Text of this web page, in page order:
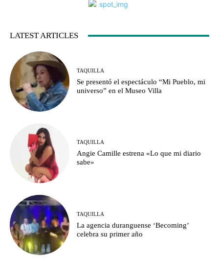
LATEST ARTICLES
TAQUILLA
Se presentó el espectáculo “Mi Pueblo, mi
universo” en el Museo Villa
TAQUILLA
Angie Camille estrena «Lo que mi diario
sabe»
TAQUILLA
La agencia duranguense ‘Becoming’
celebra su primer año